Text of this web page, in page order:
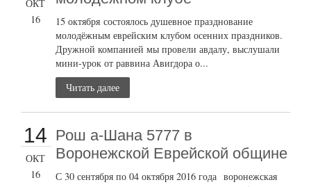
ОКТ
16
15 октября состоялось душевное празднование
молодёжным еврейским клубом осенних праздников.
Дружной компанией мы провели авдалу, выслушали
мини-урок от раввина Авигдора о...
Читать далее
14
ОКТ
16
Рош а-Шана 5777 в
Воронежской Еврейской общине
С 30 сентября по 04 октября 2016 года воронежская